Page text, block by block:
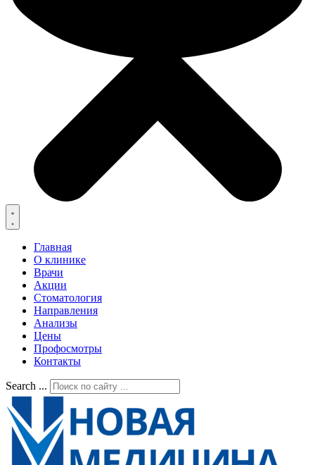
Главная
О клинике
Врачи
Акции
Стоматология
Направления
Анализы
Цены
Профосмотры
Контакты
Search ...